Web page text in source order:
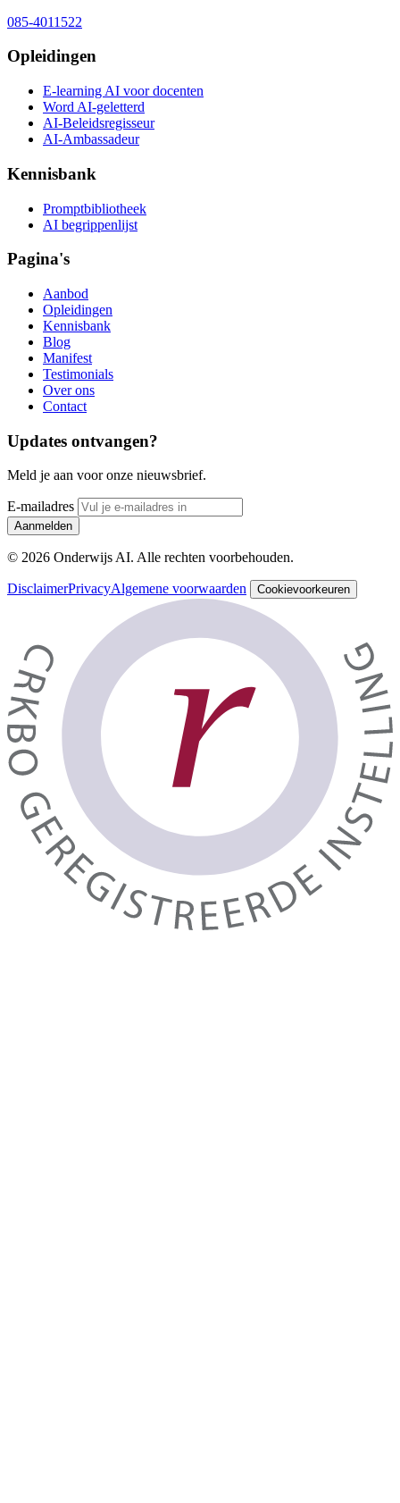
085-4011522
Opleidingen
E-learning AI voor docenten
Word AI-geletterd
AI-Beleidsregisseur
AI-Ambassadeur
Kennisbank
Promptbibliotheek
AI begrippenlijst
Pagina's
Aanbod
Opleidingen
Kennisbank
Blog
Manifest
Testimonials
Over ons
Contact
Updates ontvangen?
Meld je aan voor onze nieuwsbrief.
E-mailadres
Aanmelden
© 2026 Onderwijs AI. Alle rechten voorbehouden.
DisclaimerPrivacyAlgemene voorwaarden Cookievoorkeuren